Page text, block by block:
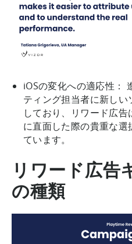
iOSの変化への適応性：
ティング担当者に新し
しており、リワード広
に直面した際の貴重な
ています。
リワード広告
の種類